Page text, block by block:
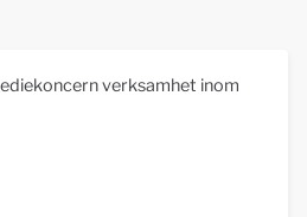
verksamhet inom